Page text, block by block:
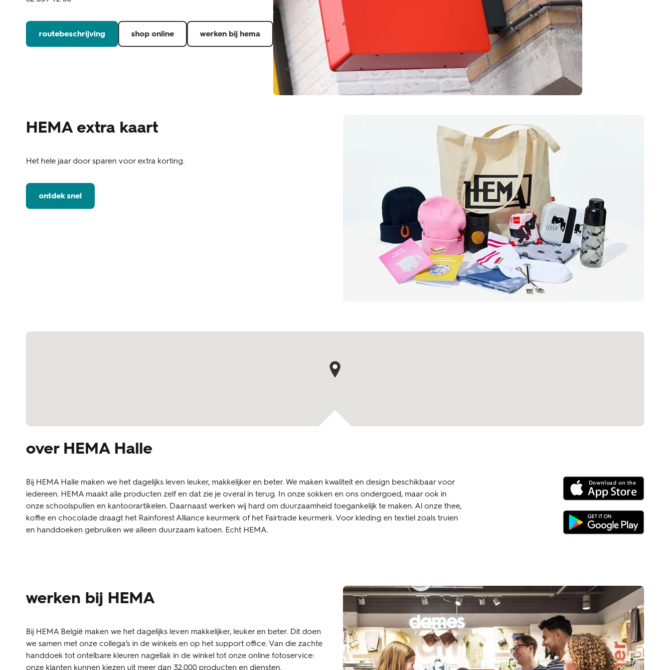
routebeschrijving shop online werken bij hema
HEMA extra kaart
Het hele jaar door sparen voor extra korting.
ontdek snel
Kaartpin
over HEMA Halle
Bij HEMA Halle maken we het dagelijks leven leuker, makkelijker en beter. We maken kwaliteit en design beschikbaar voor
iedereen. HEMA maakt alle producten zelf en dat zie je overal in terug. In onze sokken en ons ondergoed, maar ook in
onze schoolspullen en kantoorartikelen. Daarnaast werken wij hard om duurzaamheid toegankelijk te maken. Al onze thee,
koffie en chocolade draagt het Rainforest Alliance keurmerk of het Fairtrade keurmerk. Voor kleding en textiel zoals truien
en handdoeken gebruiken we alleen duurzaam katoen. Echt HEMA.
werken bij HEMA
Bij HEMA België maken we het dagelijks leven makkelijker, leuker en beter. Dit doen
we samen met onze collega’s in de winkels en op het support office. Van die zachte
handdoek tot ontelbare kleuren nagellak in de winkel tot onze online fotoservice:
onze klanten kunnen kiezen uit meer dan 32.000 producten en diensten.